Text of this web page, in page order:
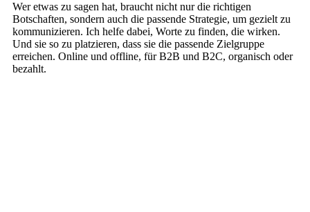
Wer etwas zu sagen hat, braucht nicht nur die richtigen
Botschaften, sondern auch die passende Strategie, um gezielt zu
kommunizieren. Ich helfe dabei, Worte zu finden, die wirken.
Und sie so zu platzieren, dass sie die passende Zielgruppe
erreichen. Online und offline, für B2B und B2C, organisch oder
bezahlt.